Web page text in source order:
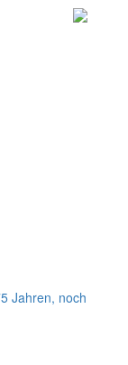
Jahren, noch